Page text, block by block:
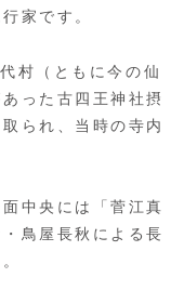
家です。
村（ともに今の仙
った古四王神社摂
られ、当時の寺内
中央には「菅江真
鳥屋長秋による長